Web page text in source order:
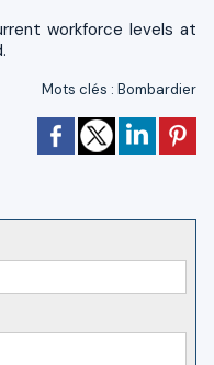
workforce levels at
Mots clés : Bombardier